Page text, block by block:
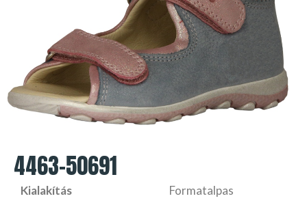
4463-50691
Kialakítás
Formatalpas